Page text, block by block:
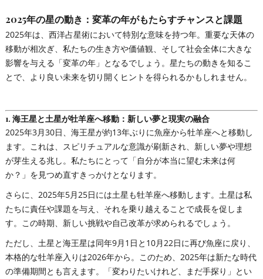
2025年の星の動き：変革の年がもたらすチャンスと課題
2025年は、西洋占星術において特別な意味を持つ年。重要な天体の
移動が相次ぎ、私たちの生き方や価値観、そして社会全体に大きな
影響を与える「変革の年」となるでしょう。星たちの動きを知るこ
とで、より良い未来を切り開くヒントを得られるかもしれません。
1. 海王星と土星が牡羊座へ移動：新しい夢と現実の融合
2025年3月30日、海王星が約13年ぶりに魚座から牡羊座へと移動し
ます。これは、スピリチュアルな意識が刷新され、新しい夢や理想
が芽生える兆し。私たちにとって「自分が本当に望む未来は何
か？」を見つめ直すきっかけとなります。
さらに、2025年5月25日には土星も牡羊座へ移動します。土星は私
たちに責任や課題を与え、それを乗り越えることで成長を促しま
す。この時期、新しい挑戦や自己改革が求められるでしょう。
ただし、土星と海王星は同年9月1日と10月22日に再び魚座に戻り、
本格的な牡羊座入りは2026年から。このため、2025年は新たな時代
の準備期間とも言えます。「変わりたいけれど、まだ手探り」とい